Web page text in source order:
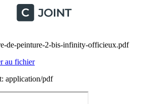
de-peinture-2-bis-infinity-officieux.pdf
au fichier
application/pdf